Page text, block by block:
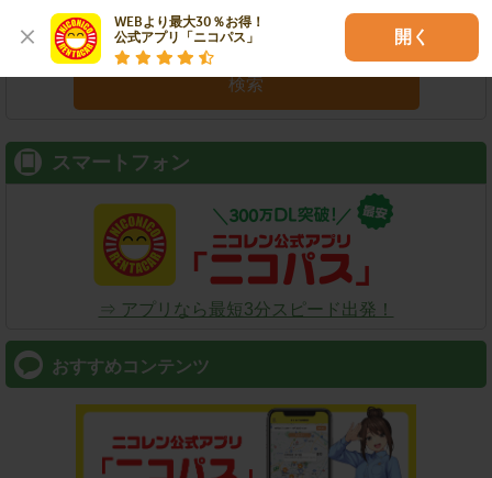
WEBより最大30％お得！
公式アプリ「ニコパス」
開く
検索
スマートフォン
⇒ アプリなら最短3分スピード出発！
おすすめコンテンツ